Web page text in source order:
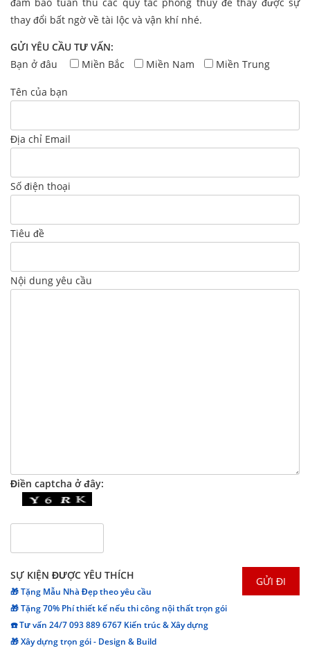
thay đổi bất ngờ về tài lộc và vận khí nhé.
GỬI YÊU CẦU TƯ VẤN:
Bạn ở đâu
Miền Bắc Miền Nam Miền Trung
Tên của bạn
Địa chỉ Email
Số điện thoại
Tiêu đề
Nội dung yêu cầu
Điền captcha ở đây:
SỰ KIỆN ĐƯỢC YÊU THÍCH
🎁 Tặng Mẫu Nhà Đẹp theo yêu cầu
🎁 Tặng 70% Phí thiết kế nếu thi công nội thất trọn gói
☎️ Tư vấn 24/7 093 889 6767 Kiến trúc & Xây dựng
🎁 Xây dựng trọn gói - Design & Build